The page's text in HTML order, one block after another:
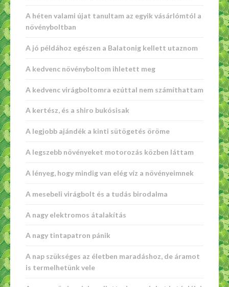
A héten valami újat tanultam az egyik vásárlómtól a
növényboltban
A jó példához egészen a Balatonig kellett utaznom
A kedvenc növényboltom ihletett meg
A kedvenc virágboltomra ezúttal nem számíthattam
A kertész, és a shiro bukósisak
A legjobb ajándék a kinti sütögetés öröme
A legszebb növényeket motorozás közben láttam
A lényeg, hogy mindig van elég víz a növényeimnek
A mesebeli virágbolt és a tudás birodalma
A nagy elektromos átalakítás
A nagy tintapatron pánik
A nap szükséges az életben maradáshoz, de áramot
is termelhetünk vele